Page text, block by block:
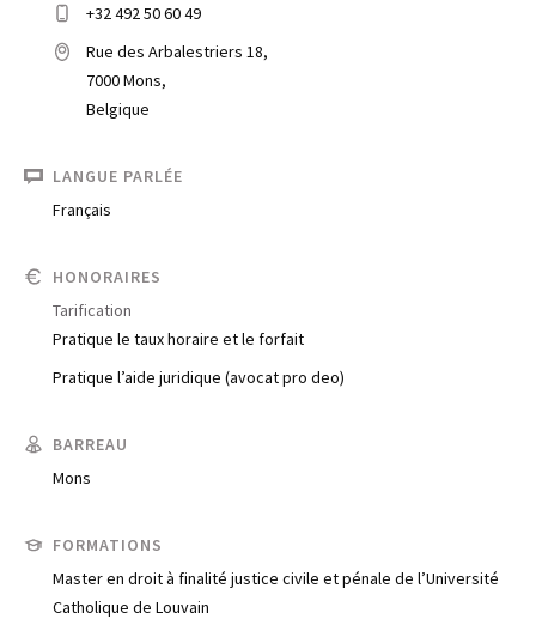
Trouve un avocat
+32 492 50 60 49
Rue des Arbalestriers 18,
7000 Mons,
Belgique
LANGUE PARLÉE
Français
HONORAIRES
Tarification
Pratique le taux horaire et le forfait
Pratique l’aide juridique (avocat pro deo)
BARREAU
Mons
FORMATIONS
Master en droit à finalité justice civile et pénale de l’Université
Catholique de Louvain